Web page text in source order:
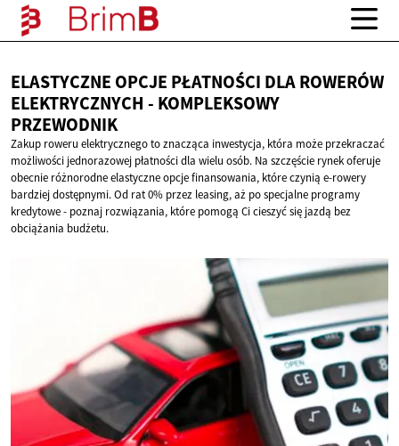
ELASTYCZNE OPCJE PŁATNOŚCI DLA ROWERÓW
ELEKTRYCZNYCH - KOMPLEKSOWY
PRZEWODNIK
Zakup roweru elektrycznego to znacząca inwestycja, która może przekraczać
możliwości jednorazowej płatności dla wielu osób. Na szczęście rynek oferuje
obecnie różnorodne elastyczne opcje finansowania, które czynią e-rowery
bardziej dostępnymi. Od rat 0% przez leasing, aż po specjalne programy
kredytowe - poznaj rozwiązania, które pomogą Ci cieszyć się jazdą bez
obciążania budżetu.